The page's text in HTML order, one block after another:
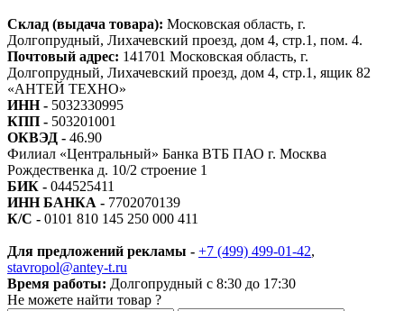
Склад (выдача товара): Московская область, г.
Долгопрудный, Лихачевский проезд, дом 4, стр.1, пом. 4.
Почтовый адрес: 141701 Московская область, г.
Долгопрудный, Лихачевский проезд, дом 4, стр.1, ящик 82
«АНТЕЙ ТЕХНО»
ИНН - 5032330995
КПП - 503201001
ОКВЭД - 46.90
Филиал «Центральный» Банка ВТБ ПАО г. Москва
Рождественка д. 10/2 строение 1
БИК - 044525411
ИНН БАНКА - 7702070139
К/С - 0101 810 145 250 000 411
Для предложений рекламы - +7 (499) 499-01-42,
stavropol@antey-t.ru
Время работы: Долгопрудный с 8:30 до 17:30
Не можете найти товар ?